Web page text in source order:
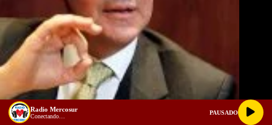
Frank Pearl, El Camaleón
Radio Mercosur
Conectando…
PAUSADO